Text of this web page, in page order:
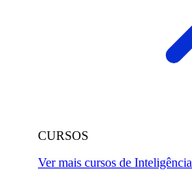
CURSOS
Ver mais cursos de